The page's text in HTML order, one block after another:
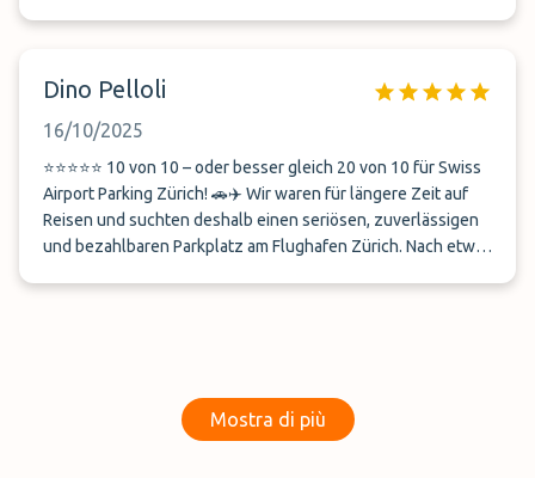
Dino Pelloli
16/10/2025
⭐⭐⭐⭐⭐ 10 von 10 – oder besser gleich 20 von 10 für Swiss
Airport Parking Zürich! 🚗✈️ Wir waren für längere Zeit auf
Reisen und suchten deshalb einen seriösen, zuverlässigen
und bezahlbaren Parkplatz am Flughafen Zürich. Nach etwas
Professionalität und einer Portion Schweizer Pünktlichkeit,
die selbst die SBB neidisch machen würde 😄. Vom Parkplatz
Mostra di più